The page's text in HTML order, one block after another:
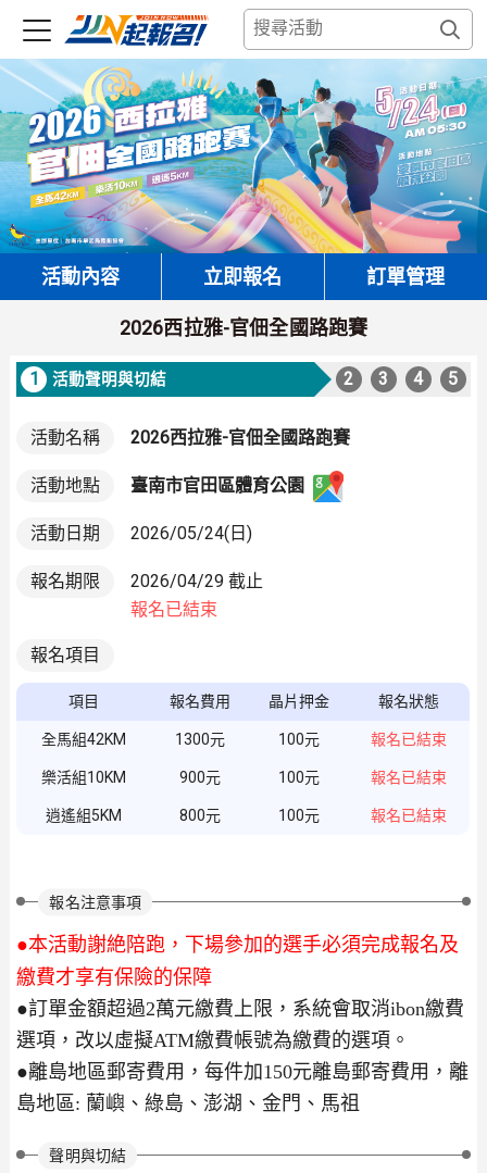
活動內容 立即報名 訂單管理
2026西拉雅-官佃全國路跑賽
1 活動聲明與切結 2 3 4 5
活動名稱 2026西拉雅-官佃全國路跑賽
活動地點 臺南市官田區體育公園
活動日期 2026/05/24(日)
報名期限
2026/04/29 截止
報名已結束
報名項目
項目 報名費用 晶片押金 報名狀態
全馬組42KM 1300元 100元 報名已結束
樂活組10KM 900元 100元 報名已結束
逍遙組5KM 800元 100元 報名已結束
報名注意事項
●本活動謝絶陪跑，下場參加的選手必須完成報名及
繳費才享有保險的保障
●訂單金額超過2萬元繳費上限，系統會取消ibon繳費
選項，改以虛擬ATM繳費帳號為繳費的選項。
●離島地區郵寄費用，每件加150元離島郵寄費用，離
島地區: 蘭嶼、綠島、澎湖、金門、馬祖
聲明與切結